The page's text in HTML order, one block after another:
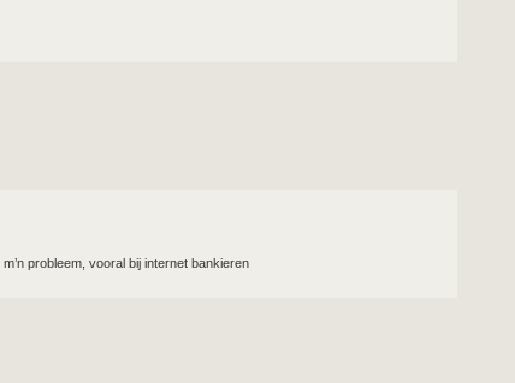
probleem, vooral bij internet bankieren